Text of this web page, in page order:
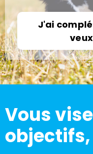
J'ai
Vous
objectifs,